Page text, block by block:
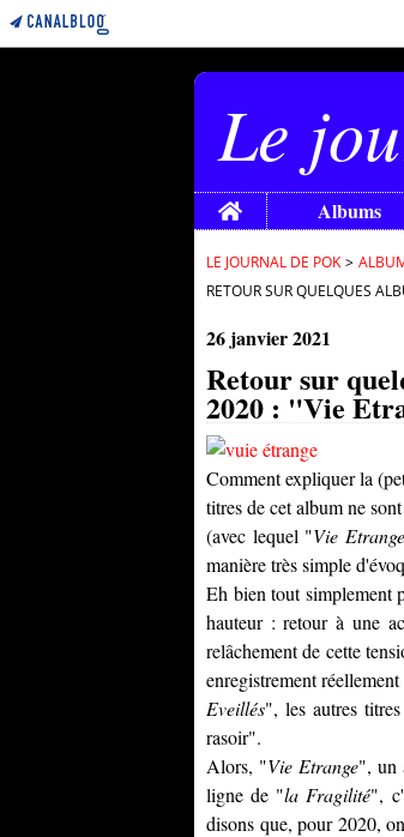
Le
Home Albums
LE JOURNAL DE POK >
RETOUR SUR QUELQUES
26 janvier 2021
Retour sur
2020 : "Vie
Comment expliquer la
titres de cet album ne
(avec lequel "Vie Etrange
manière très simple
Eh bien tout simplement
hauteur : retour à une
relâchement de cette
enregistrement
Eveillés", les autres
rasoir".
Alors, "Vie Etrange", un
ligne de "la Fragilité",
disons que, pour 2020,